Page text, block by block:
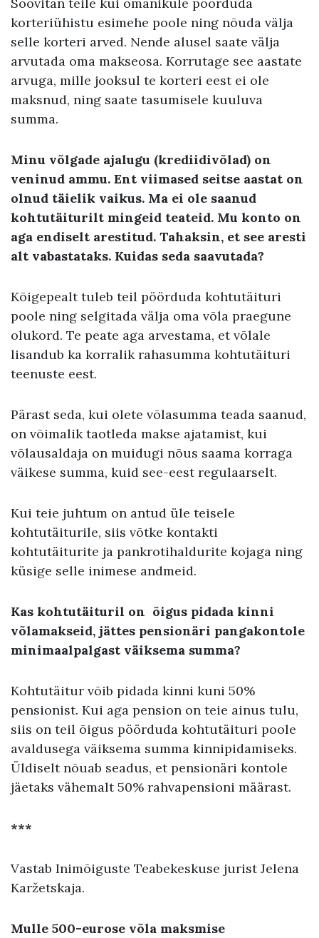
korteriühistu esimehe poole ning nõuda välja
selle korteri arved. Nende alusel saate välja
arvutada oma makseosa. Korrutage see aastate
arvuga, mille jooksul te korteri eest ei ole
maksnud, ning saate tasumisele kuuluva
summa.
Minu võlgade ajalugu (krediidivõlad) on
veninud ammu. Ent viimased seitse aastat on
olnud täielik vaikus. Ma ei ole saanud
kohtutäiturilt mingeid teateid. Mu konto on
aga endiselt arestitud. Tahaksin, et see aresti
alt vabastataks. Kuidas seda saavutada?
Kõigepealt tuleb teil pöörduda kohtutäituri
poole ning selgitada välja oma võla praegune
olukord. Te peate aga arvestama, et võlale
lisandub ka korralik rahasumma kohtutäituri
teenuste eest.
Pärast seda, kui olete võlasumma teada saanud,
on võimalik taotleda makse ajatamist, kui
võlausaldaja on muidugi nõus saama korraga
väikese summa, kuid see-eest regulaarselt.
Kui teie juhtum on antud üle teisele
kohtutäiturile, siis võtke kontakti
kohtutäiturite ja pankrotihaldurite kojaga ning
küsige selle inimese andmeid.
Kas kohtutäituril on õigus pidada kinni
võlamakseid, jättes pensionäri pangakontole
minimaalpalgast väiksema summa?
Kohtutäitur võib pidada kinni kuni 50%
pensionist. Kui aga pension on teie ainus tulu,
siis on teil õigus pöörduda kohtutäituri poole
avaldusega väiksema summa kinnipidamiseks.
Üldiselt nõuab seadus, et pensionäri kontole
jäetaks vähemalt 50% rahvapensioni määrast.
***
Vastab Inimõiguste Teabekeskuse jurist Jelena
Karžetskaja.
Mulle 500-eurose võla maksmise